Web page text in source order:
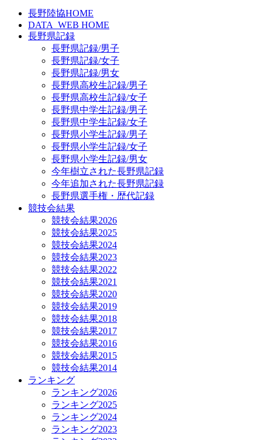
長野陸協HOME
DATA_WEB HOME
長野県記録
長野県記録/男子
長野県記録/女子
長野県記録/男女
長野県高校生記録/男子
長野県高校生記録/女子
長野県中学生記録/男子
長野県中学生記録/女子
長野県小学生記録/男子
長野県小学生記録/女子
長野県小学生記録/男女
今年樹立された長野県記録
今年追加された長野県記録
長野県選手権・歴代記録
競技会結果
競技会結果2026
競技会結果2025
競技会結果2024
競技会結果2023
競技会結果2022
競技会結果2021
競技会結果2020
競技会結果2019
競技会結果2018
競技会結果2017
競技会結果2016
競技会結果2015
競技会結果2014
ランキング
ランキング2026
ランキング2025
ランキング2024
ランキング2023